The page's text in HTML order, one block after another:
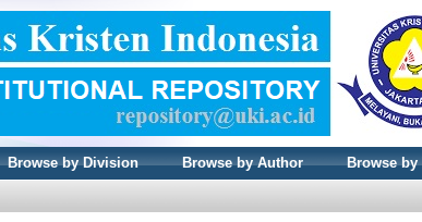
Browse by Division Browse by Author Browse by